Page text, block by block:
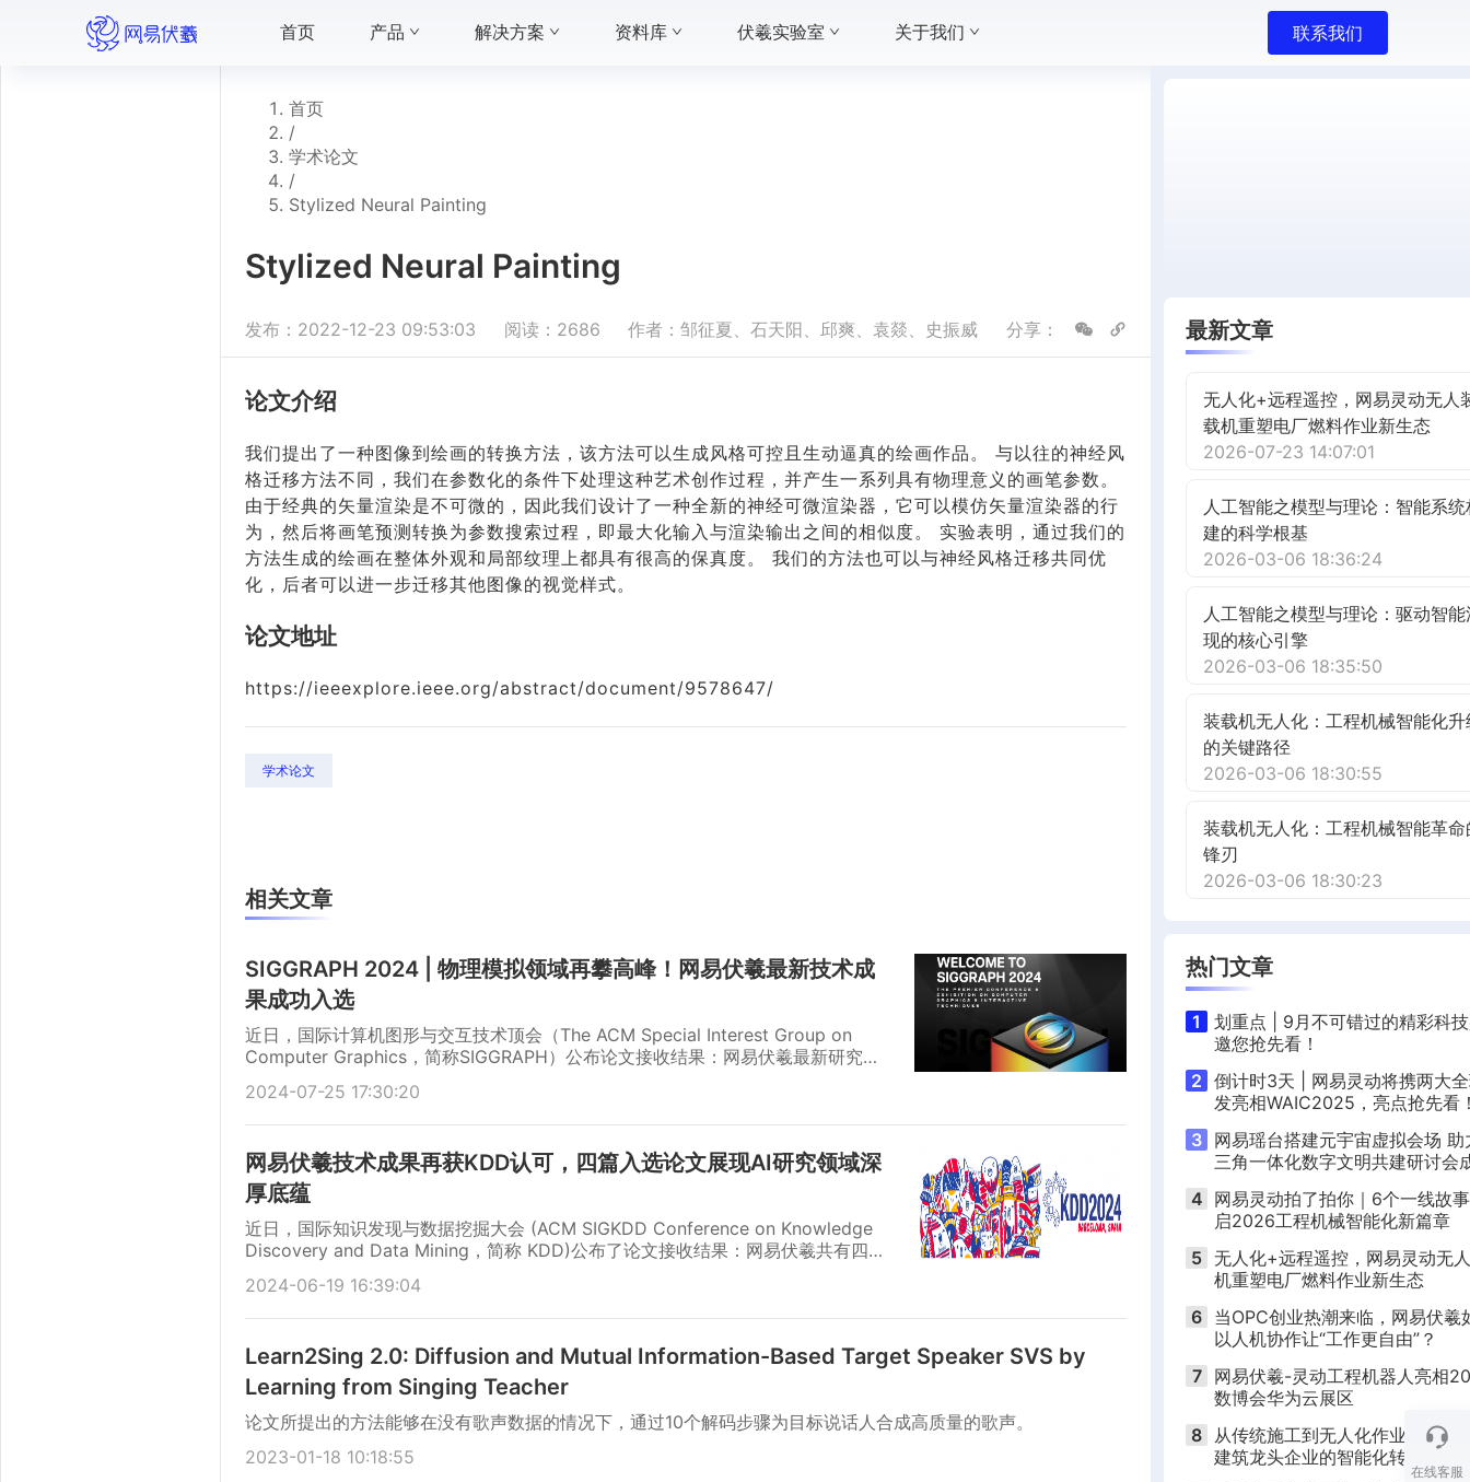
首页 产品 解决方案 资料库 伏羲实验室 关于我们 联系我们
首页
/
学术论文
/
Stylized Neural Painting
Stylized Neural Painting
发布： 2022-12-23 09:53:03 阅读： 2686 作者：邹征夏、石天阳、邱爽、袁燚、史振威 分享：
论文介绍
我们提出了一种图像到绘画的转换方法，该方法可以生成风格可控且生动逼真的绘画作品。 与以往的神经风
格迁移方法不同，我们在参数化的条件下处理这种艺术创作过程，并产生一系列具有物理意义的画笔参数。
由于经典的矢量渲染是不可微的，因此我们设计了一种全新的神经可微渲染器，它可以模仿矢量渲染器的行
为，然后将画笔预测转换为参数搜索过程，即最大化输入与渲染输出之间的相似度。 实验表明，通过我们的
方法生成的绘画在整体外观和局部纹理上都具有很高的保真度。 我们的方法也可以与神经风格迁移共同优
化，后者可以进一步迁移其他图像的视觉样式。
论文地址
https://ieeexplore.ieee.org/abstract/document/9578647/
学术论文
相关文章
SIGGRAPH 2024 | 物理模拟领域再攀高峰！网易伏羲最新技术成
果成功入选
近日，国际计算机图形与交互技术顶会（The ACM Special Interest Group on
Computer Graphics，简称SIGGRAPH）公布论文接收结果：网易伏羲最新研究成
Interior-point Hyperelasticity》成功入选。8月，团队成员将赴美国科罗拉多州丹
佛市，在SIGGRAPH 2024大会上亲述报告，与全世界计算机图形爱好者展开交流。
2024-07-25 17:30:20
网易伏羲技术成果再获KDD认可，四篇入选论文展现AI研究领域深
厚底蕴
近日，国际知识发现与数据挖掘大会 (ACM SIGKDD Conference on Knowledge
Discovery and Data Mining，简称 KDD)公布了论文接收结果：网易伏羲共有四篇
涉及可解释性、在线营销、组合优化、主动学习等多个领域的关键问题，为数据科学
领域带来了新的亮点。
2024-06-19 16:39:04
Learn2Sing 2.0: Diffusion and Mutual Information-Based Target Speaker SVS by
Learning from Singing Teacher
论文所提出的方法能够在没有歌声数据的情况下，通过10个解码步骤为目标说话人合成高质量的歌声。
2023-01-18 10:18:55
最新文章
无人化+远程遥控，网易灵动无人
载机重塑电厂燃料作业新生态
2026-07-23 14:07:01
人工智能之模型与理论：智能系统
建的科学根基
2026-03-06 18:36:24
人工智能之模型与理论：驱动智能
现的核心引擎
2026-03-06 18:35:50
装载机无人化：工程机械智能化升
的关键路径
2026-03-06 18:30:55
装载机无人化：工程机械智能革命
锋刃
2026-03-06 18:30:23
热门文章
1
划重点 | 9月不可错过的精彩科
邀您抢先看！
2 倒计时3天 | 网易灵动将携两大
发亮相WAIC2025，亮点抢先看
3 网易瑶台搭建元宇宙虚拟会场 助
三角一体化数字文明共建研讨会
4 网易灵动拍了拍你｜6个一线故
启2026工程机械智能化新篇章
5 无人化+远程遥控，网易灵动无
机重塑电厂燃料作业新生态
6 当OPC创业热潮来临，网易伏羲
以人机协作让“工作更自由”？
7
网易伏羲-灵动工程机器人亮相
数博会华为云展区
8 从传统施工到无人化作业，甘肃
建筑龙头企业的智能化转型实践
在线客服